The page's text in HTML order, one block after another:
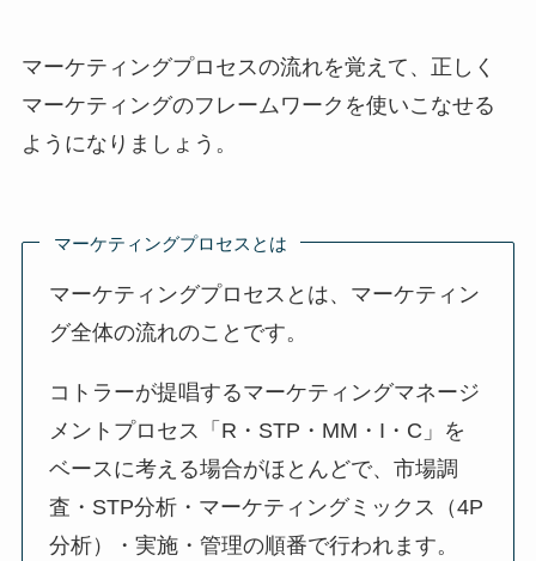
マーケティングプロセスの流れを覚えて、正しく
マーケティングのフレームワークを使いこなせる
ようになりましょう。
マーケティングプロセスとは
マーケティングプロセスとは、マーケティン
グ全体の流れのことです。
コトラーが提唱するマーケティングマネージ
メントプロセス「R・STP・MM・I・C」を
ベースに考える場合がほとんどで、市場調
査・STP分析・マーケティングミックス（4P
分析）・実施・管理の順番で行われます。